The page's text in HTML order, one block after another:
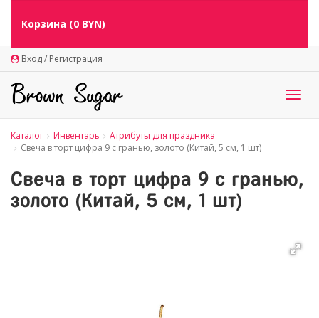
Вход / Регистрация
Корзина (0 BYN)
Каталог Инвентарь
Атрибуты для праздника
Свеча в торт цифра 9 с гранью, золото (Китай, 5 см, 1 шт)
Свеча в торт цифра 9 с гранью,
золото (Китай, 5 см, 1 шт)